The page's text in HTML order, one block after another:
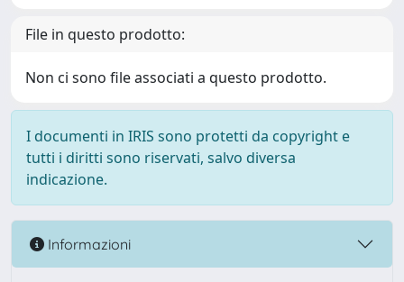
File in questo prodotto:
Non ci sono file associati a questo prodotto.
I documenti in IRIS sono protetti da copyright e
tutti i diritti sono riservati, salvo diversa
indicazione.
Informazioni